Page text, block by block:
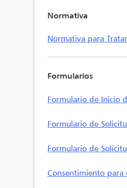
Normativa
Normativa para
Formularios
Formulario de Inicio
Formulario de
Formulario de
Consentimiento para